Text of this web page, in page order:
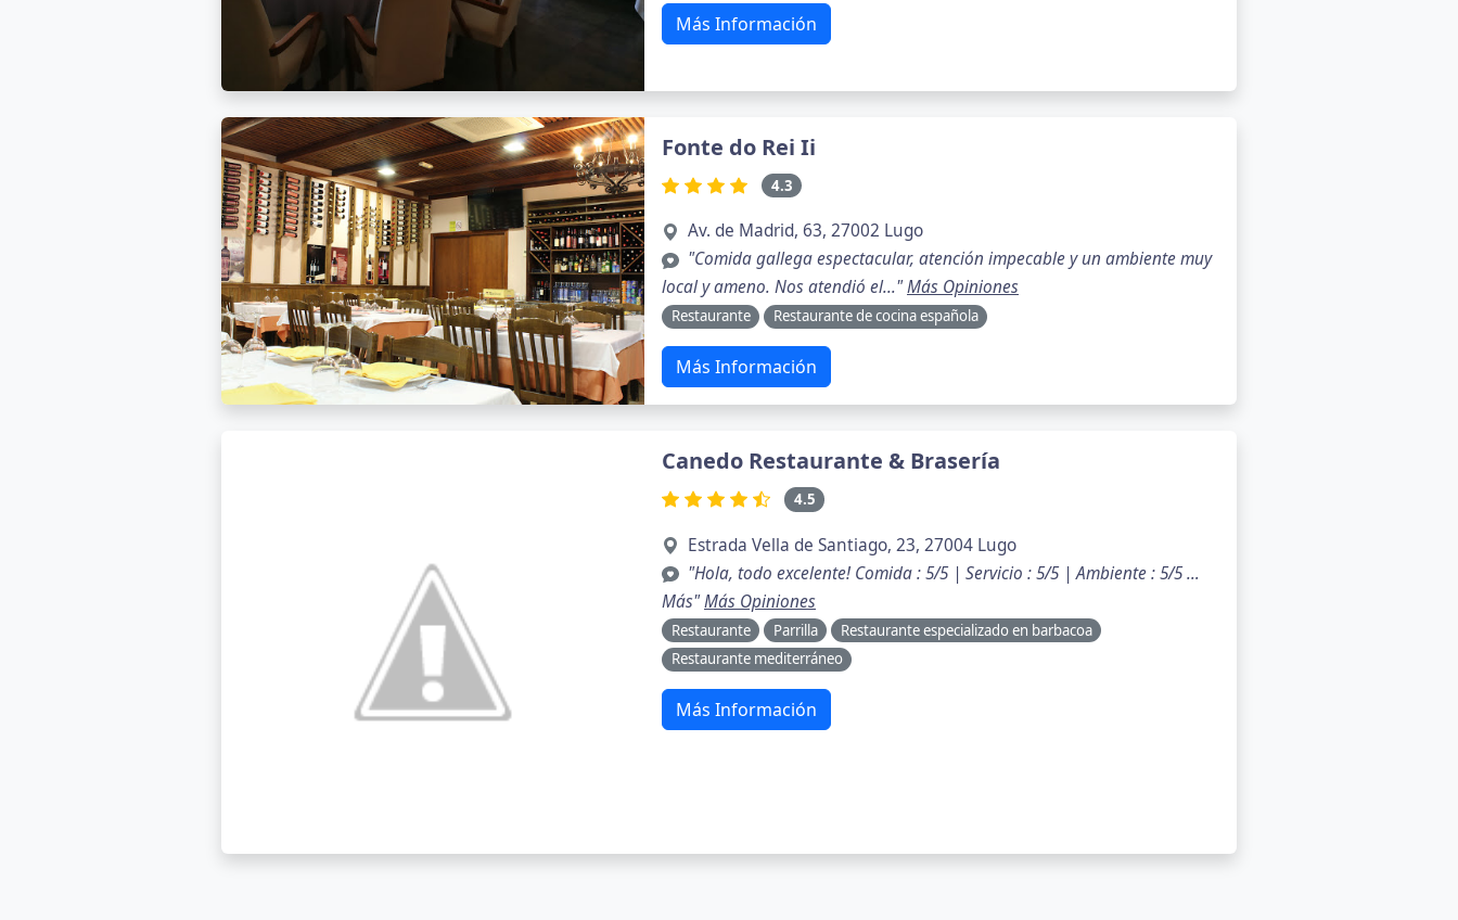
Más Información
Fonte do Rei Ii
4.3
Av. de Madrid, 63, 27002 Lugo
"Comida gallega espectacular, atención impecable y un ambiente muy
local y ameno. Nos atendió el..."Más Opiniones
Restaurante Restaurante de cocina española
Más Información
Canedo Restaurante & Brasería
4.5
Estrada Vella de Santiago, 23, 27004 Lugo
"Hola, todo excelente! Comida : 5/5 | Servicio : 5/5 | Ambiente : 5/5 …
Más"Más Opiniones
Restaurante Parrilla
Restaurante especializado en barbacoa
Restaurante mediterráneo
Más Información